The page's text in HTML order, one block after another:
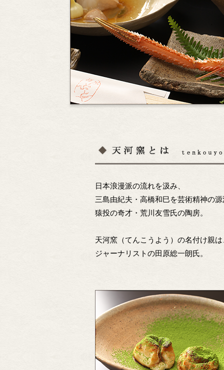
日本浪漫派の流れを汲み、
三島由紀夫・高橋和巳を芸術精神の
猿投の奇才・荒川友雪氏の陶房。
天河窯（てんこうよう）の名付け親は
ジャーナリストの田原総一朗氏。